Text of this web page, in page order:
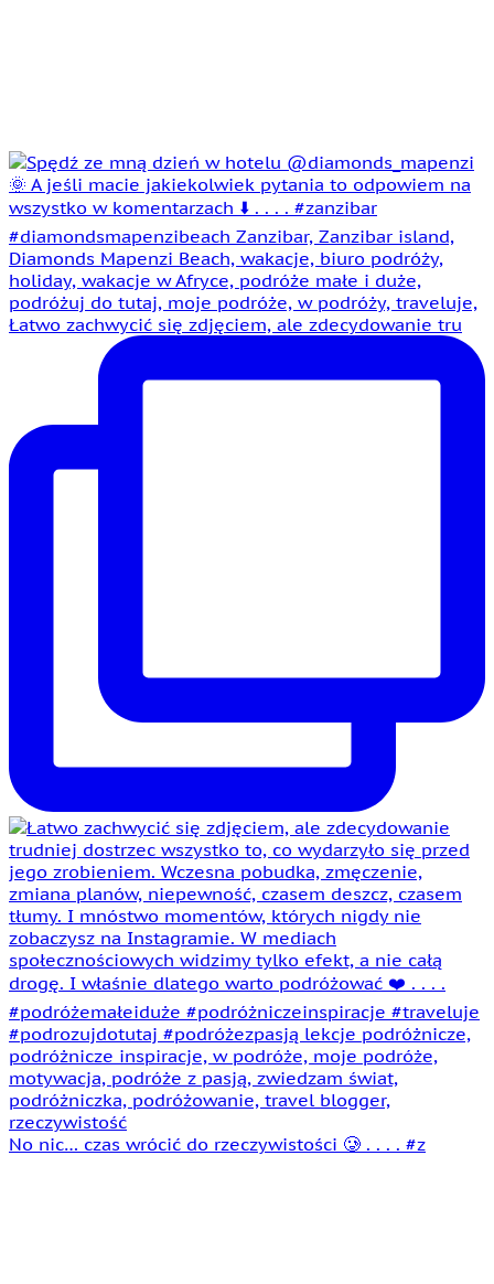
Łatwo zachwycić się zdjęciem, ale zdecydowanie tru
No nic… czas wrócić do rzeczywistości 🥲 . . . . #z